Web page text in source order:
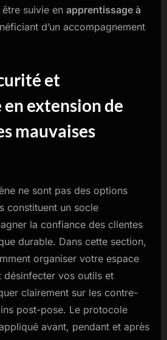
suivie en apprentissage à
d’un accompagnement
et
extension de
mauvaises
ne sont pas des options
constituent un socle
la confiance des clientes
durable. Dans cette section,
organiser votre espace
désinfecter vos outils et
clairement sur les contre-
post-pose. Le protocole
avant, pendant et après